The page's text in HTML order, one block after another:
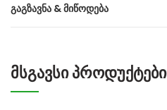
ᲒᲐᲒᲖᲐᲕᲜᲐ & ᲛᲘᲬᲝᲓᲔᲑᲐ
ᲛᲡᲒᲐᲕᲡᲘ ᲞᲠᲝᲓᲣᲥᲢᲔᲑᲘ